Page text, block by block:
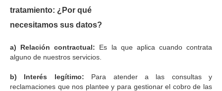
tratamiento: ¿Por qué
necesitamos sus datos?
a) Relación contractual: Es la que aplica cuando contrata
alguno de nuestros servicios.
b) Interés legítimo: Para atender a las consultas y
reclamaciones que nos plantee y para gestionar el cobro de las